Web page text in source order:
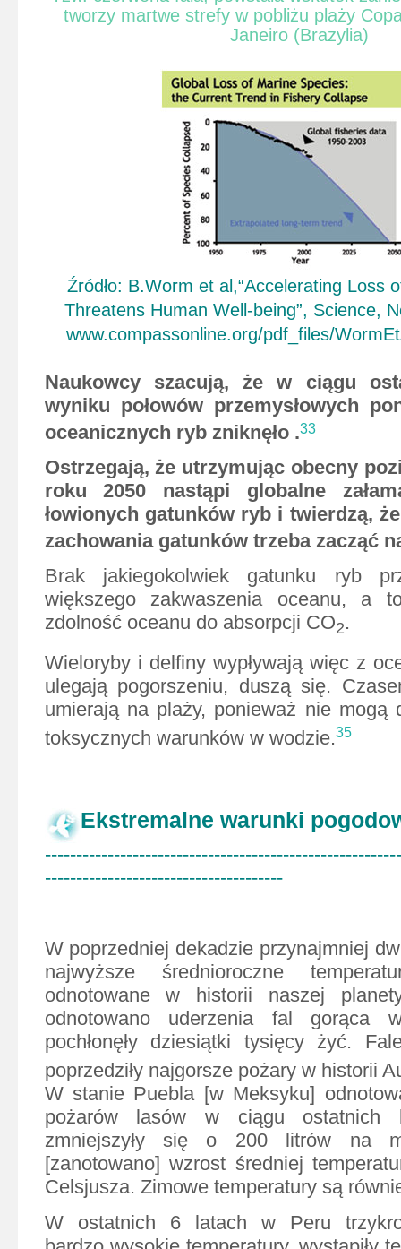
tworzy martwe strefy w pobliżu plaży
Janeiro (Brazylia)
Źródło: B.Worm et al,“Accelerating Loss
Threatens Human Well-being”, Science,
www.compassonline.org/pdf_files/
Naukowcy szacują, że w ciągu
wyniku połowów przemysłowych
oceanicznych ryb zniknęło .33
Ostrzegają, że utrzymując obecny
roku 2050 nastąpi globalne
łowionych gatunków ryb i twierdzą,
zachowania gatunków trzeba zacząć
Brak jakiegokolwiek gatunku ryb
większego zakwaszenia oceanu, a
zdolność oceanu do absorpcji CO2.
Wieloryby i delfiny wypływają więc z
ulegają pogorszeniu, duszą się.
umierają na plaży, ponieważ nie mogą
toksycznych warunków w wodzie.35
Ekstremalne warunki
--------------------------------------
W poprzedniej dekadzie przynajmniej
najwyższe średnioroczne
odnotowane w historii naszej
odnotowano uderzenia fal gorąca
pochłonęły dziesiątki tysięcy żyć.
poprzedziły najgorsze pożary w historii
W stanie Puebla [w Meksyku]
pożarów lasów w ciągu ostatnich
zmniejszyły się o 200 litrów na
[zanotowano] wzrost średniej
Celsjusza. Zimowe temperatury są
W ostatnich 6 latach w Peru